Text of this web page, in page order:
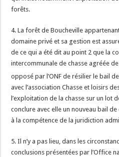
forêts.
4. La forêt de Boucheville
domaine privé et sa gestion est
de ce qui a été dit au point 2 que la
intercommunale de chasse agréée
opposé par l’ONF de résilier le bail
avec l’association Chasse et loisirs
l’exploitation de la chasse sur un lot
conclure avec elle un nouveau bail
à la compétence de la juridiction
5. Il n’y a pas lieu, dans les
conclusions présentées par l’Office